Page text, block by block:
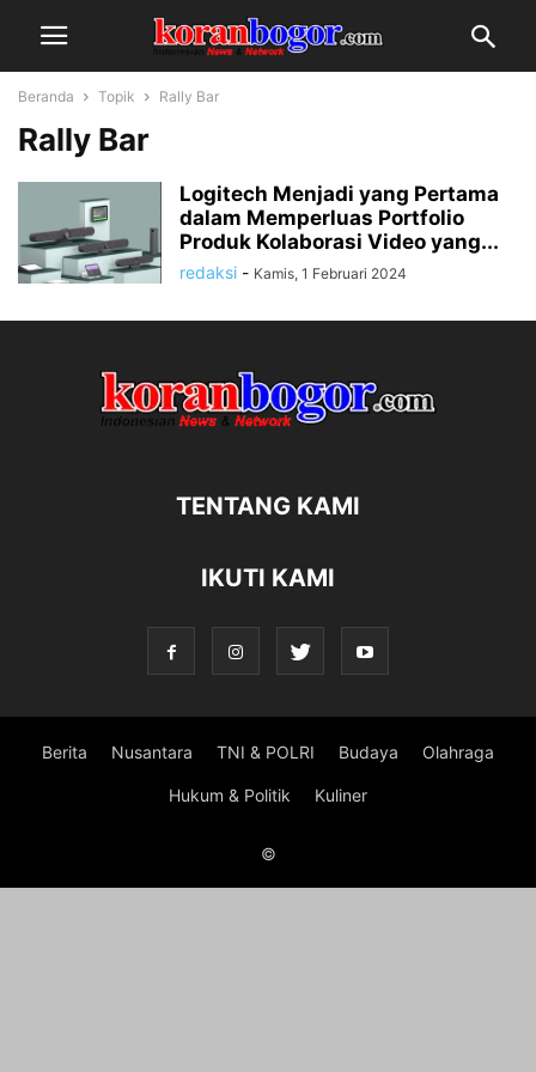
Beranda Topik Rally Bar
Rally Bar
Logitech Menjadi yang Pertama
dalam Memperluas Portfolio
Produk Kolaborasi Video yang...
redaksi - Kamis, 1 Februari 2024
TENTANG KAMI
IKUTI KAMI
Berita Nusantara TNI & POLRI Budaya Olahraga
Hukum & Politik Kuliner
©